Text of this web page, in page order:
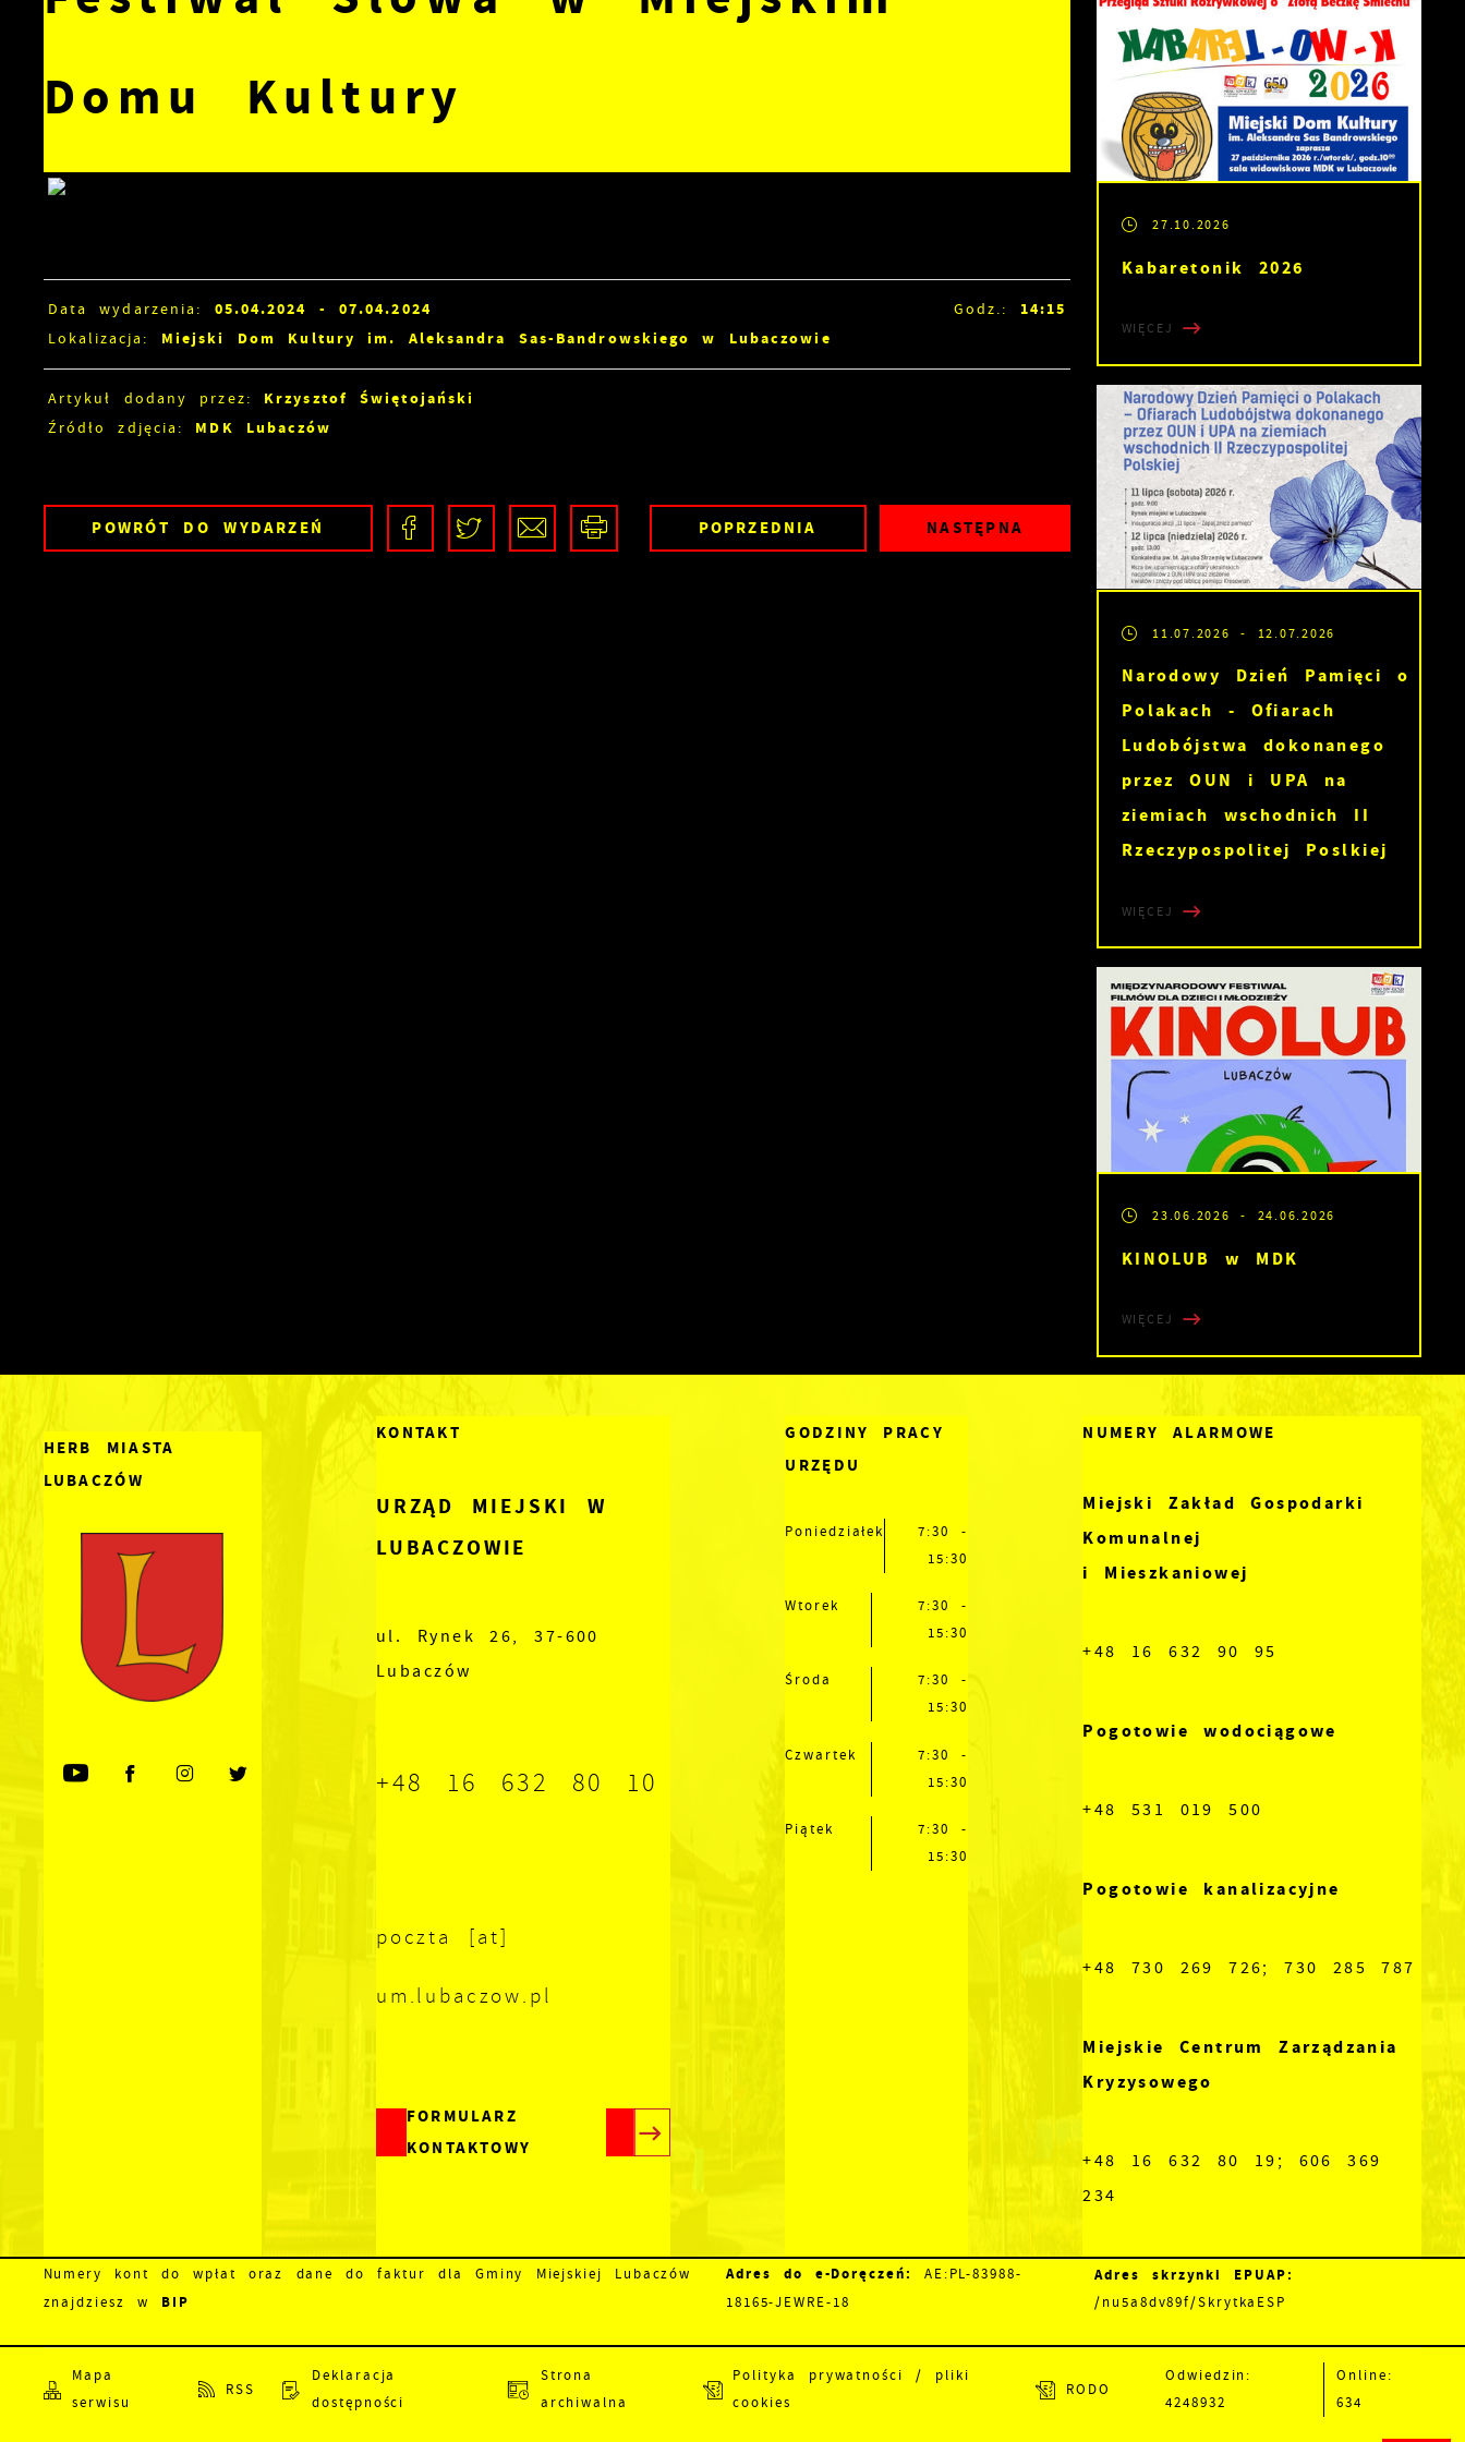
Domu Kultury
Data wydarzenia: 05.04.2024 - 07.04.2024 Godz.: 14:15
Lokalizacja: Miejski Dom Kultury im. Aleksandra Sas-Bandrowskiego w Lubaczowie
Artykuł dodany przez: Krzysztof Świętojański
Źródło zdjęcia: MDK Lubaczów
POWRÓT DO WYDARZEŃ POPRZEDNIA NASTĘPNA
27.10.2026
Kabaretonik 2026
WIĘCEJ
11.07.2026 - 12.07.2026
Narodowy Dzień Pamięci o
Polakach - Ofiarach
Ludobójstwa dokonanego
przez OUN i UPA na
ziemiach wschodnich II
Rzeczypospolitej Poslkiej
WIĘCEJ
23.06.2026 - 24.06.2026
KINOLUB w MDK
WIĘCEJ
HERB MIASTA
LUBACZÓW
KONTAKT
URZĄD MIEJSKI W
LUBACZOWIE
ul. Rynek 26, 37-600
Lubaczów
+48 16 632 80 10
poczta [at]
um.lubaczow.pl
FORMULARZ
KONTAKTOWY
GODZINY PRACY
URZĘDU
Poniedziałek
7:30 -
15:30
Wtorek
7:30 -
15:30
Środa
7:30 -
15:30
Czwartek
7:30 -
15:30
Piątek
7:30 -
15:30
NUMERY ALARMOWE
Miejski Zakład Gospodarki
Komunalnej
i Mieszkaniowej
+48 16 632 90 95
Pogotowie wodociągowe
+48 531 019 500
Pogotowie kanalizacyjne
+48 730 269 726; 730 285 787
Miejskie Centrum Zarządzania
Kryzysowego
+48 16 632 80 19; 606 369
234
Numery kont do wpłat oraz dane do faktur dla Gminy Miejskiej Lubaczów
znajdziesz w BIP
Adres do e-Doręczeń:
AE:PL-83988-
18165-JEWRE-18
Adres skrzynki EPUAP:
/nu5a8dv89f/SkrytkaESP
Mapa
serwisu
RSS
Deklaracja
dostępności
Strona
archiwalna
Polityka prywatności / pliki
cookies
RODO
Odwiedzin:
4248932
Online:
634